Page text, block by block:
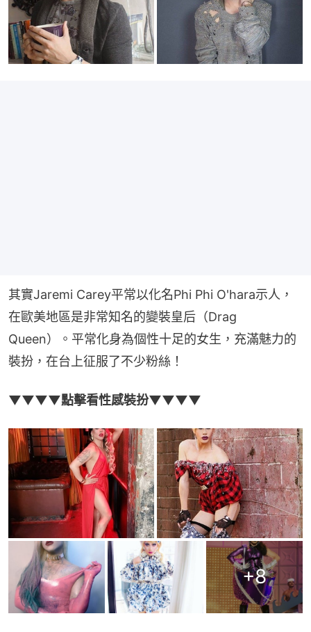
其實Jaremi Carey平常以化名Phi Phi O'hara示人，
在歐美地區是非常知名的變裝皇后（Drag
Queen）。平常化身為個性十足的女生，充滿魅力的
裝扮，在台上征服了不少粉絲！
▼▼▼▼點擊看性感裝扮▼▼▼▼
+8